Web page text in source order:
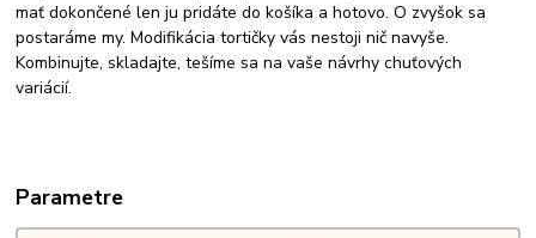
mať dokončené len ju pridáte do košíka a hotovo. O zvyšok sa
postaráme my. Modifikácia tortičky vás nestoji nič navyše.
Kombinujte, skladajte, tešíme sa na vaše návrhy chuťových
variácií.
Parametre